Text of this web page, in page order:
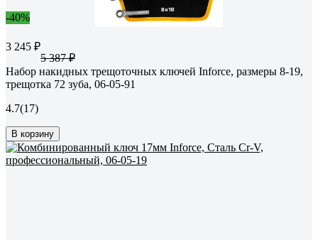
-40%
3 245 ₽
5 387 ₽
Набор накидных трещоточных ключей Inforce, размеры 8-19,
трещотка 72 зуба, 06-05-91
4.7(17)
В корзину